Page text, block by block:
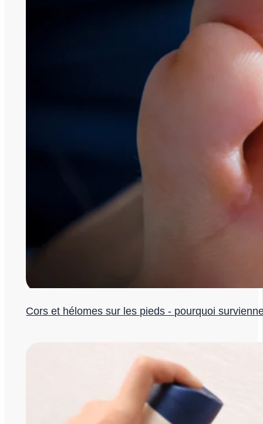
Cors et hélomes sur les pieds - pourquoi